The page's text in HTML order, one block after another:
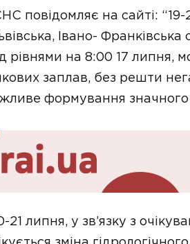
повідомляє на сайті:
Iвано- Франкiвська
рiвнями на 8:00 17 липня,
заплав, без решти
формування значного
21 липня, у зв’язку з